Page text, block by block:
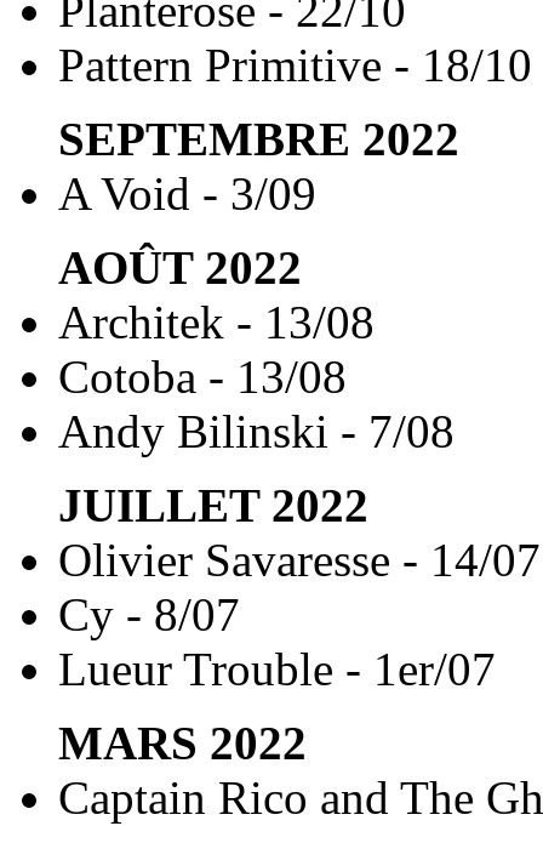
Pattern Primitive - 18/10
SEPTEMBRE 2022
A Void - 3/09
AOÛT2022
Architek - 13/08
Cotoba - 13/08
Andy Bilinski - 7/08
JUILLET2022
Olivier Savaresse - 14/07
Cy - 8/07
Lueur Trouble - 1er/07
MARS 2022
Captain Rico and The